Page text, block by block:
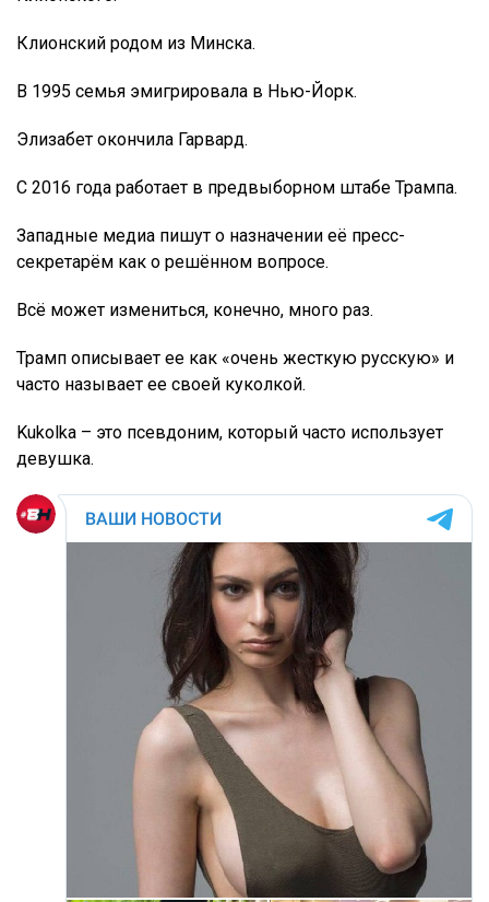
Клионский родом из Минска.
В 1995 семья эмигрировала в Нью-Йорк.
Элизабет окончила Гарвард.
С 2016 года работает в предвыборном штабе Трампа.
Западные медиа пишут о назначении её пресс-
секретарём как о решённом вопросе.
Всё может измениться, конечно, много раз.
Трамп описывает ее как «очень жесткую русскую» и
часто называет ее своей куколкой.
Kukolka – это псевдоним, который часто использует
девушка.